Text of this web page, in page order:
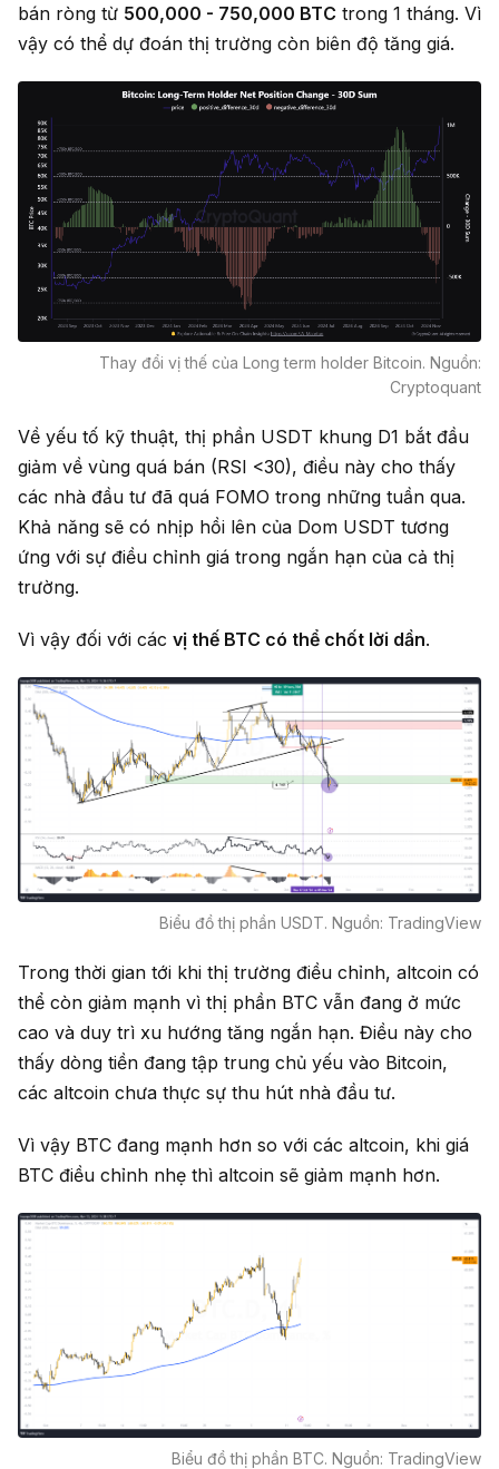
bán ròng từ 500,000 - 750,000 BTC trong 1 tháng. Vì
vậy có thể dự đoán thị trường còn biên độ tăng giá.
Thay đổi vị thế của Long term holder Bitcoin. Nguồn:
Cryptoquant
Về yếu tố kỹ thuật, thị phần USDT khung D1 bắt đầu
giảm về vùng quá bán (RSI <30), điều này cho thấy
các nhà đầu tư đã quá FOMO trong những tuần qua.
Khả năng sẽ có nhịp hồi lên của Dom USDT tương
ứng với sự điều chỉnh giá trong ngắn hạn của cả thị
trường.
Vì vậy đối với các vị thế BTC có thể chốt lời dần.
Biểu đồ thị phần USDT. Nguồn: TradingView
Trong thời gian tới khi thị trường điều chỉnh, altcoin có
thể còn giảm mạnh vì thị phần BTC vẫn đang ở mức
cao và duy trì xu hướng tăng ngắn hạn. Điều này cho
thấy dòng tiền đang tập trung chủ yếu vào Bitcoin,
các altcoin chưa thực sự thu hút nhà đầu tư.
Vì vậy BTC đang mạnh hơn so với các altcoin, khi giá
BTC điều chỉnh nhẹ thì altcoin sẽ giảm mạnh hơn.
Biểu đồ thị phần BTC. Nguồn: TradingView